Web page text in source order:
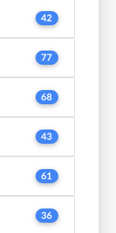
42
77
68
43
61
36